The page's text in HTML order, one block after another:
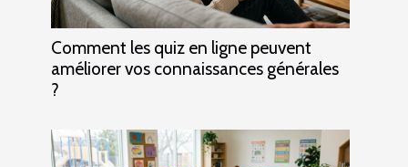
Comment les quiz en ligne peuvent
améliorer vos connaissances générales
?